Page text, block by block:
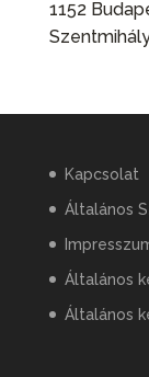
1152
Kapcsolat
Általános
Általános
Általános